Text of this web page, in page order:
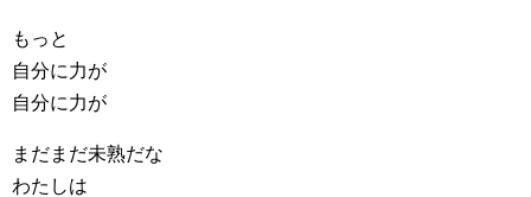
もっと
自分に力が
自分に力が
まだまだ未熟だな
わたしは